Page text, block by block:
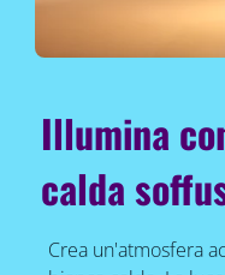
Illumina
calda
Crea un'atmosfera